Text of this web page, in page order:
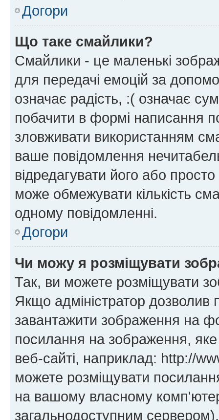
Догори
Що таке смайлики?
Смайлики - це маленькі
для передачі емоцій за
означає радість, :( означає
побачити в формі написання
зловживати використанням
ваше повідомлення
відредагувати його або
може обмежувати кількість
одному повідомленні.
Догори
Чи можу я розміщувати
Так, ви можете розміщувати
Якщо адміністратор
завантажити зображення на
посилання на зображення, яке
веб-сайті, наприклад: http://
можете розміщувати
на вашому власному
загальнодоступним